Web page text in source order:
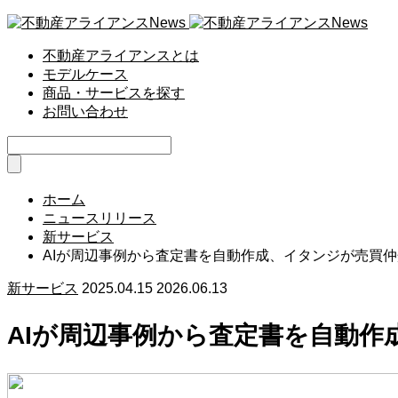
不動産アライアンスとは
モデルケース
商品・サービスを探す
お問い合わせ
ホーム
ニュースリリース
新サービス
AIが周辺事例から査定書を自動作成、イタンジが売買
新サービス 2025.04.15 2026.06.13
AIが周辺事例から査定書を自動